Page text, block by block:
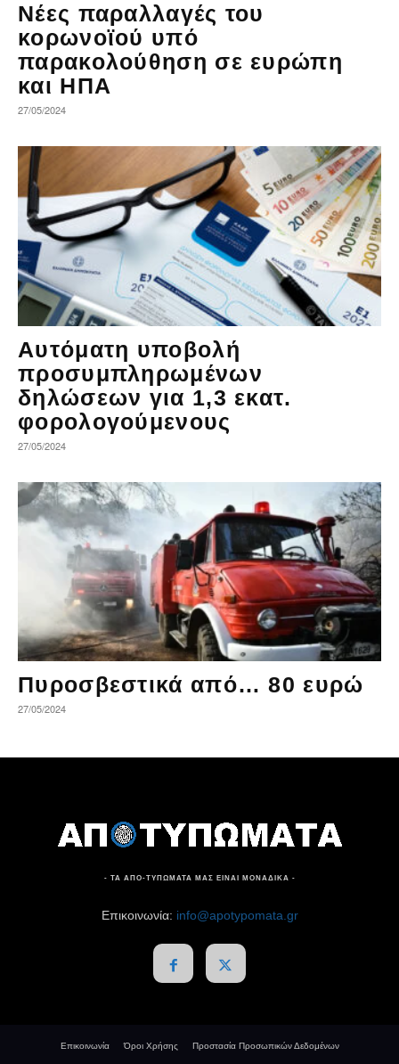
Νέες παραλλαγές του
κορωνοϊού υπό
παρακολούθηση σε ευρώπη
και ΗΠΑ
27/05/2024
Αυτόματη υποβολή
προσυμπληρωμένων
δηλώσεων για 1,3 εκατ.
φορολογούμενους
27/05/2024
Πυροσβεστικά από… 80 ευρώ
27/05/2024
- ΤΑ ΑΠΟ-ΤΥΠΩΜΑΤΑ ΜΑΣ ΕΙΝΑΙ ΜΟΝΑΔΙΚΑ -
Επικοινωνία: info@apotypomata.gr
Επικοινωνία Όροι Χρήσης Προστασία Προσωπικών Δεδομένων